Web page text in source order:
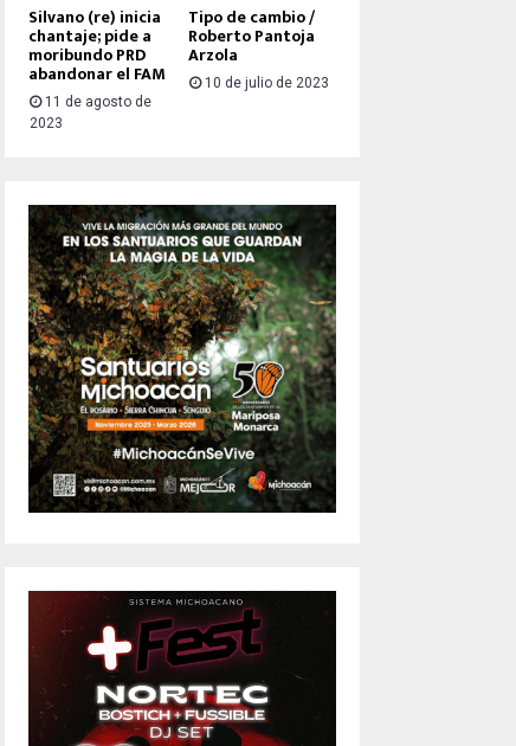
Silvano (re) inicia
chantaje; pide a
moribundo PRD
abandonar el FAM
11 de agosto de
2023
Tipo de cambio /
Roberto Pantoja
Arzola
10 de julio de 2023